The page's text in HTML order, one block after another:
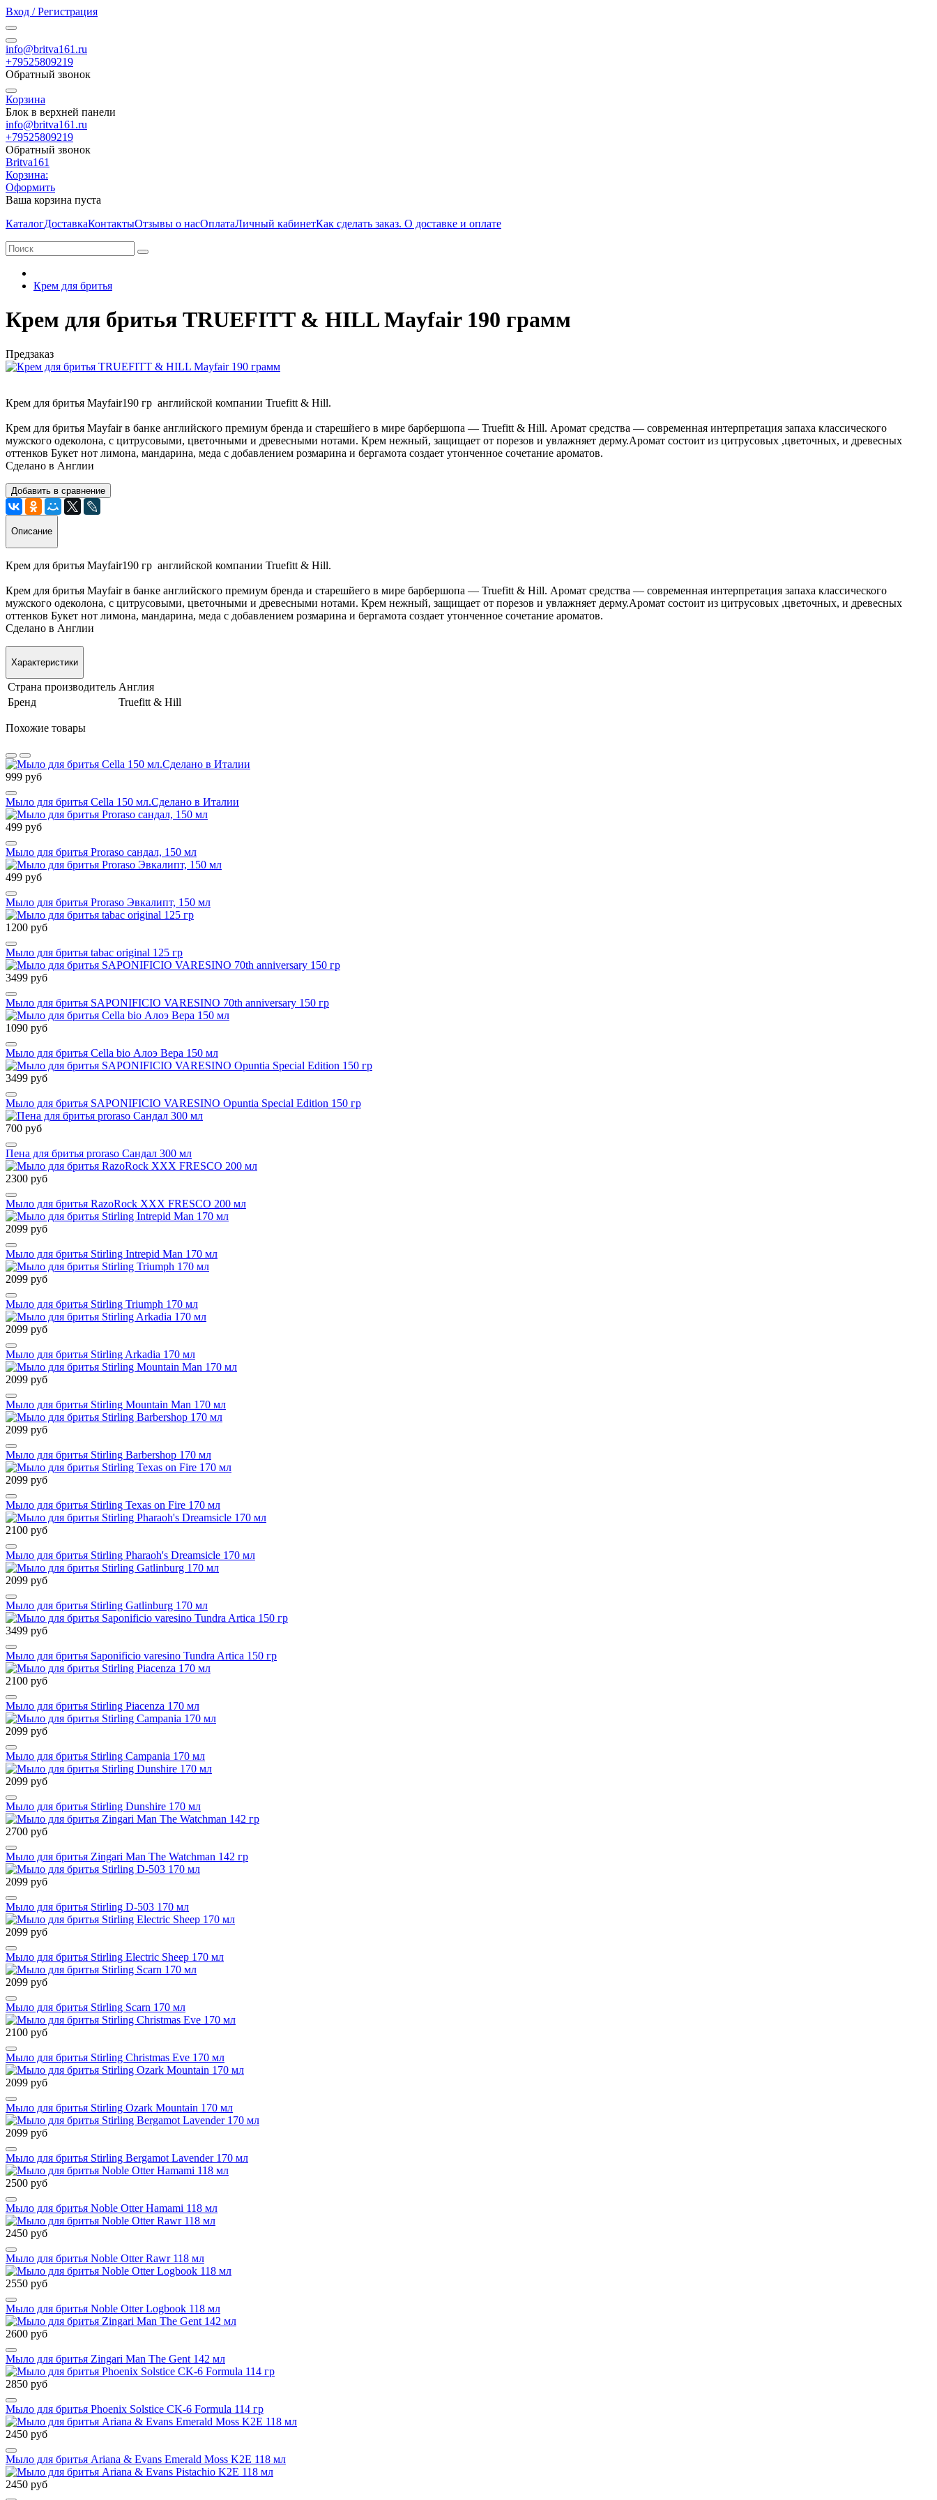
Вход / Регистрация
info@britva161.ru
+79525809219
Обратный звонок
Корзина
Блок в верхней панели
info@britva161.ru
+79525809219
Обратный звонок
Britva161
Корзина:
Оформить
Ваша корзина пуста
КаталогДоставкаКонтактыОтзывы о насОплатаЛичный кабинетКак сделать заказ. О доставке и оплате
Крем для бритья
Крем для бритья TRUEFITT & HILL Mayfair 190 грамм
Предзаказ
Крем для бритья Mayfair190 гр английской компании Truefitt & Hill.
Крем для бритья Mayfair в банке английского премиум бренда и старешйего в мире барбершопа — Truefitt & Hill. Аромат средства — современная интерпретация запаха классического
мужского одеколона, с цитрусовыми, цветочными и древесными нотами. Крем нежный, защищает от порезов и увлажняет дерму.Аромат состоит из цитрусовых ,цветочных, и древесных
оттенков Букет нот лимона, мандарина, меда с добавлением розмарина и бергамота создает утонченное сочетание ароматов.
Сделано в Англии
Добавить в сравнение
Описание
Крем для бритья Mayfair190 гр английской компании Truefitt & Hill.
Крем для бритья Mayfair в банке английского премиум бренда и старешйего в мире барбершопа — Truefitt & Hill. Аромат средства — современная интерпретация запаха классического
мужского одеколона, с цитрусовыми, цветочными и древесными нотами. Крем нежный, защищает от порезов и увлажняет дерму.Аромат состоит из цитрусовых ,цветочных, и древесных
оттенков Букет нот лимона, мандарина, меда с добавлением розмарина и бергамота создает утонченное сочетание ароматов.
Сделано в Англии
Характеристики
Страна производитель Англия
Бренд
Truefitt & Hill
Похожие товары
999 руб
Мыло для бритья Cella 150 мл.Сделано в Италии
499 руб
Мыло для бритья Proraso сандал, 150 мл
499 руб
Мыло для бритья Proraso Эвкалипт, 150 мл
1200 руб
Мыло для бритья tabac original 125 гр
3499 руб
Мыло для бритья SAPONIFICIO VARESINO 70th anniversary 150 гр
1090 руб
Мыло для бритья Cella bio Алоэ Вера 150 мл
3499 руб
Мыло для бритья SAPONIFICIO VARESINO Opuntia Special Edition 150 гр
700 руб
Пена для бритья proraso Сандал 300 мл
2300 руб
Мыло для бритья RazoRock XXX FRESCO 200 мл
2099 руб
Мыло для бритья Stirling Intrepid Man 170 мл
2099 руб
Мыло для бритья Stirling Triumph 170 мл
2099 руб
Мыло для бритья Stirling Arkadia 170 мл
2099 руб
Мыло для бритья Stirling Mountain Man 170 мл
2099 руб
Мыло для бритья Stirling Barbershop 170 мл
2099 руб
Мыло для бритья Stirling Texas on Fire 170 мл
2100 руб
Мыло для бритья Stirling Pharaoh's Dreamsicle 170 мл
2099 руб
Мыло для бритья Stirling Gatlinburg 170 мл
3499 руб
Мыло для бритья Saponificio varesino Tundra Artica 150 гр
2100 руб
Мыло для бритья Stirling Piacenza 170 мл
2099 руб
Мыло для бритья Stirling Campania 170 мл
2099 руб
Мыло для бритья Stirling Dunshire 170 мл
2700 руб
Мыло для бритья Zingari Man The Watchman 142 гр
2099 руб
Мыло для бритья Stirling D-503 170 мл
2099 руб
Мыло для бритья Stirling Electric Sheep 170 мл
2099 руб
Мыло для бритья Stirling Scarn 170 мл
2100 руб
Мыло для бритья Stirling Christmas Eve 170 мл
2099 руб
Мыло для бритья Stirling Ozark Mountain 170 мл
2099 руб
Мыло для бритья Stirling Bergamot Lavender 170 мл
2500 руб
Мыло для бритья Noble Otter Hamami 118 мл
2450 руб
Мыло для бритья Noble Otter Rawr 118 мл
2550 руб
Мыло для бритья Noble Otter Logbook 118 мл
2600 руб
Мыло для бритья Zingari Man The Gent 142 мл
2850 руб
Мыло для бритья Phoenix Solstice CK-6 Formula 114 гр
2450 руб
Мыло для бритья Ariana & Evans Emerald Moss K2E 118 мл
2450 руб